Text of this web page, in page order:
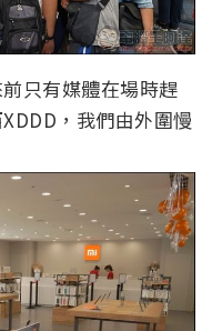
只有媒體在場時趕
，我們由外圍慢